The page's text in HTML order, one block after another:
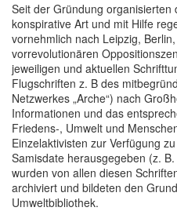
Seit der Gründung
konspirative Art und mit Hilfe
vornehmlich nach Leipzig,
vorrevolutionären
jeweiligen und aktu­ellen
Flugschriften z. B des
Netzwerkes „Arche“) nach
Informationen und das
Friedens-, Umwelt und
Einzelaktivisten zur Verfügung
Samisdate herausgegeben (z.
wurden von allen diesen
archiviert und bildeten den
Umweltbibliothek.